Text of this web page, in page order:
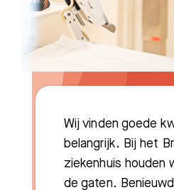
Wij vinden goede
belangrijk. Bij het
ziekenhuis houden
de gaten.